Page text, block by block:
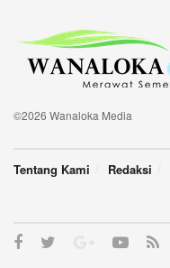
©2026 Wanaloka Media
Tentang Kami Redaksi